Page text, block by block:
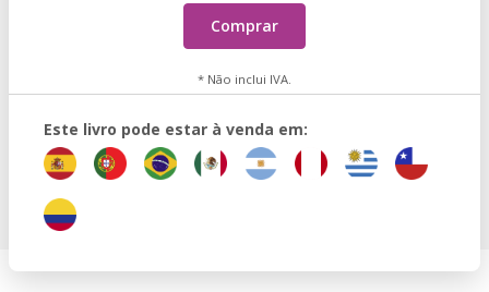
Comprar
* Não inclui IVA.
Este livro pode estar à venda em: